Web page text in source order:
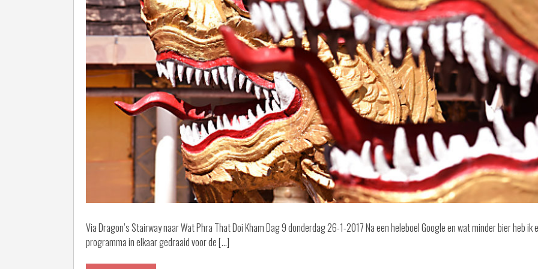
Via Dragon’s Stairway naar Wat Phra That Doi Kham Dag 9 donderdag 26-1-2017 Na een heleboel Google en wat minder bier heb ik
programma in elkaar gedraaid voor de […]